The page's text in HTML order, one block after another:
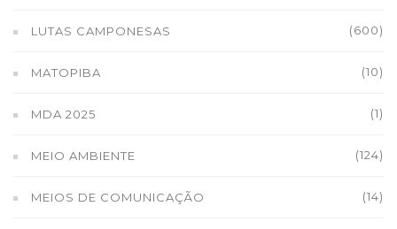
LUTAS CAMPONESAS (600)
MATOPIBA (10)
MDA 2025 (1)
MEIO AMBIENTE (124)
MEIOS DE COMUNICAÇÃO (14)